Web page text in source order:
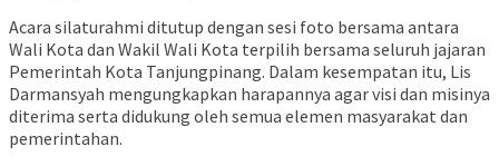
Acara silaturahmi ditutup dengan sesi foto bersama antara
Wali Kota dan Wakil Wali Kota terpilih bersama seluruh jajaran
Pemerintah Kota Tanjungpinang. Dalam kesempatan itu, Lis
Darmansyah mengungkapkan harapannya agar visi dan misinya
diterima serta didukung oleh semua elemen masyarakat dan
pemerintahan.